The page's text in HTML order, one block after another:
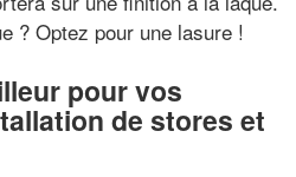
? Optez pour une lasure !
pour vos
de stores et